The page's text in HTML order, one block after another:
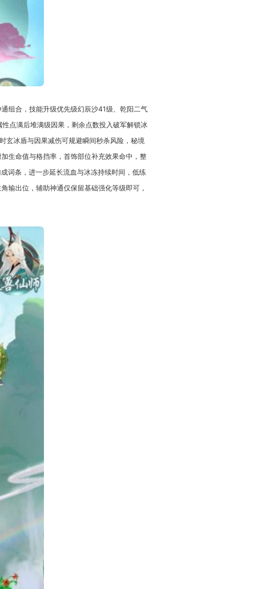
组合，技能升级优先级幻辰沙41级、乾阳二气
点满后堆满级因果，剩余点数投入破军解锁冰
玄冰盾与因果减伤可规避瞬间秒杀风险，秘境
生命值与格挡率，首饰部位补充效果命中，整
词条，进一步延长流血与冰冻持续时间，低练
输出位，辅助神通仅保留基础强化等级即可，